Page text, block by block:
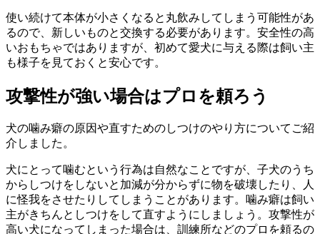
使い続けて本体が小さくなると丸飲みしてしまう可能性があ
るので、新しいものと交換する必要があります。安全性の高
いおもちゃではありますが、初めて愛犬に与える際は飼い主
も様子を見ておくと安心です。
攻撃性が強い場合はプロを頼ろう
犬の噛み癖の原因や直すためのしつけのやり方についてご紹
介しました。
犬にとって噛むという行為は自然なことですが、子犬のうち
からしつけをしないと加減が分からずに物を破壊したり、人
に怪我をさせたりしてしまうことがあります。噛み癖は飼い
主がきちんとしつけをして直すようにしましょう。攻撃性が
高い犬になってしまった場合は、訓練所などのプロを頼るの